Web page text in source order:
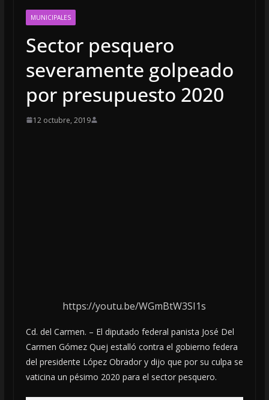
MUNICIPALES
Sector pesquero
severamente golpeado
por presupuesto 2020
12 octubre, 2019
https://youtu.be/WGmBtW3SI1s
Cd. del Carmen. – El diputado federal panista José Del
Carmen Gómez Quej estalló contra el gobierno federa
del presidente López Obrador y dijo que por su culpa se
vaticina un pésimo 2020 para el sector pesquero.